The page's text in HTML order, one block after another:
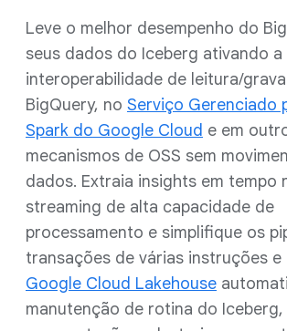
Leve o melhor desempenho do
seus dados do Iceberg ativando a
interoperabilidade de leitura/
BigQuery, no Serviço Gerenciado
Spark do Google Cloud e em
mecanismos de OSS sem
dados. Extraia insights em tempo
streaming de alta capacidade de
processamento e simplifique os
transações de várias instruções e
Google Cloud Lakehouse
manutenção de rotina do